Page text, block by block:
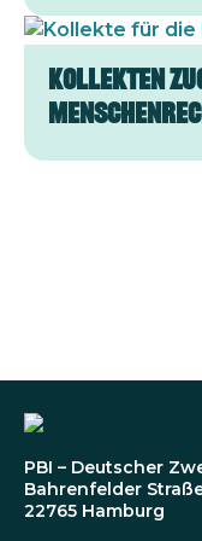
Bild
Kollekten
PBI – Deutscher
Bahrenfelder Straße
22765 Hamburg